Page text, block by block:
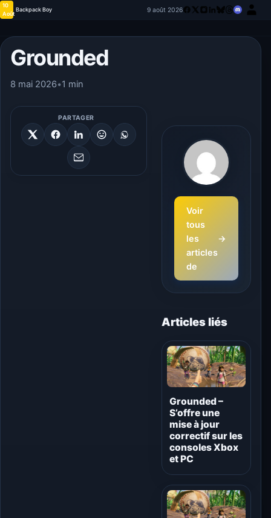
10
Août
Backpack Boy 9 août 2026
Grounded
8 mai 2026•1 min
PARTAGER
Voir
tous
les
articles
de
→
Articles liés
Grounded –
S’offre une
mise à jour
correctif sur les
consoles Xbox
et PC